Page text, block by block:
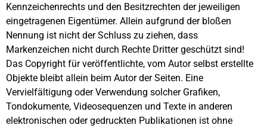
Kennzeichenrechts und den Besitzrechten der jeweiligen
eingetragenen Eigentümer. Allein aufgrund der bloßen
Nennung ist nicht der Schluss zu ziehen, dass
Markenzeichen nicht durch Rechte Dritter geschützt sind!
Das Copyright für veröffentlichte, vom Autor selbst erstellte
Objekte bleibt allein beim Autor der Seiten. Eine
Vervielfältigung oder Verwendung solcher Grafiken,
Tondokumente, Videosequenzen und Texte in anderen
elektronischen oder gedruckten Publikationen ist ohne